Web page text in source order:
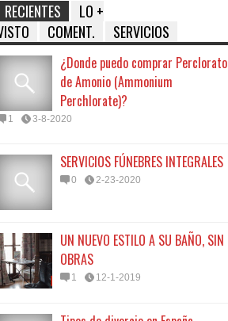
RECIENTES
LO +
COMENT. SERVICIOS
¿Donde puedo comprar Perclorato
de Amonio (Ammonium
Perchlorate)?
1 3-8-2020
SERVICIOS FÚNEBRES INTEGRALES
0 2-23-2020
UN NUEVO ESTILO A SU BAÑO, SIN
OBRAS
1 12-1-2019